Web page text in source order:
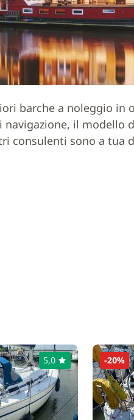
barche a noleggio in
il modello
consulenti sono a tua
5,0 -20%